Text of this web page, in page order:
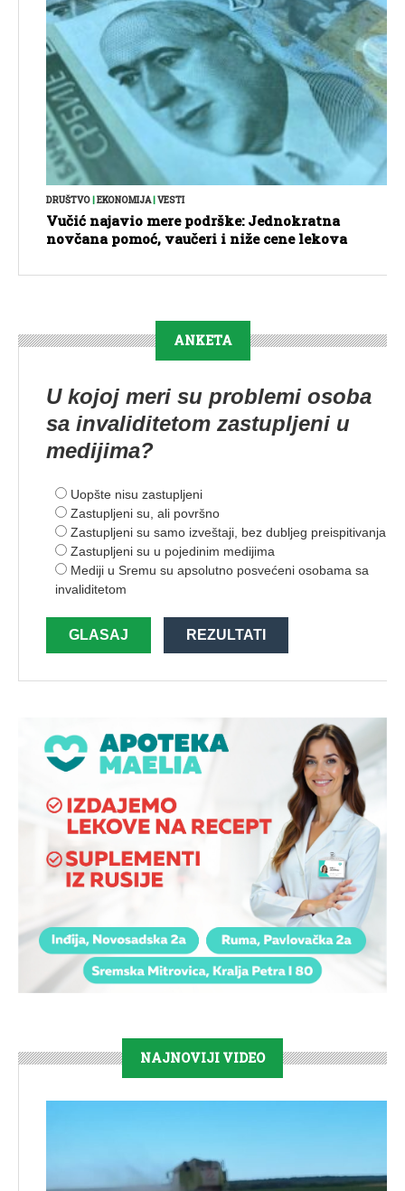
DRUŠTVO|EKONOMIJA|VESTI
Vučić najavio mere podrške: Jednokratna
novčana pomoć, vaučeri i niže cene lekova
ANKETA
U kojoj meri su problemi osoba
sa invaliditetom zastupljeni u
medijima?
Uopšte nisu zastupljeni
Zastupljeni su, ali površno
Zastupljeni su samo izveštaji, bez dubljeg preispitivanja
Zastupljeni su u pojedinim medijima
Mediji u Sremu su apsolutno posvećeni osobama sa
invaliditetom
GLASAJ REZULTATI
NAJNOVIJI VIDEO